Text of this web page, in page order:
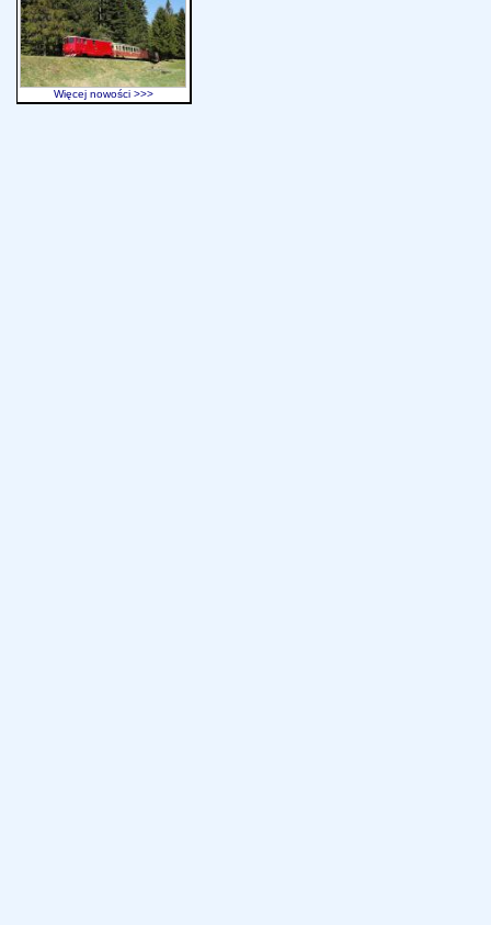
Więcej nowości >>>